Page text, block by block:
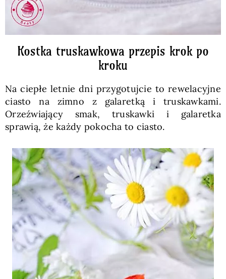
Kostka truskawkowa przepis krok po
kroku
Na ciepłe letnie dni przygotujcie to rewelacyjne
ciasto na zimno z galaretką i truskawkami.
Orzeźwiający smak, truskawki i galaretka
sprawią, że każdy pokocha to ciasto.